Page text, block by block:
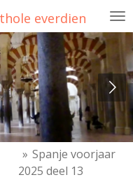
everdien
» Spanje voorjaar
2025 deel 13